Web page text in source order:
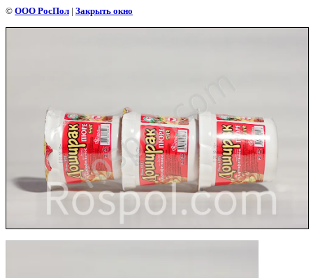
© ООО РосПол | Закрыть окно